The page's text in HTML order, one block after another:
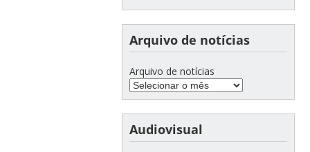
Arquivo de notícias
Arquivo de notícias
Audiovisual